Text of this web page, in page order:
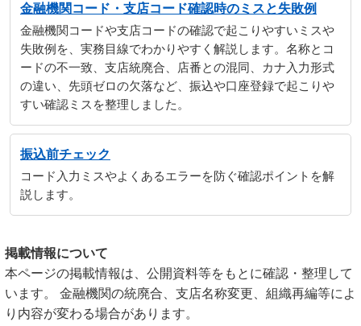
金融機関コード・支店コード確認時のミスと失敗例
金融機関コードや支店コードの確認で起こりやすいミスや
失敗例を、実務目線でわかりやすく解説します。名称とコ
ードの不一致、支店統廃合、店番との混同、カナ入力形式
の違い、先頭ゼロの欠落など、振込や口座登録で起こりや
すい確認ミスを整理しました。
振込前チェック
コード入力ミスやよくあるエラーを防ぐ確認ポイントを解
説します。
掲載情報について
本ページの掲載情報は、公開資料等をもとに確認・整理して
います。 金融機関の統廃合、支店名称変更、組織再編等によ
り内容が変わる場合があります。